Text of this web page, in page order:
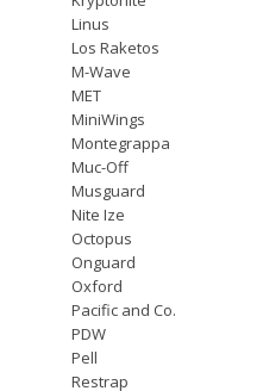
Linus
Los Raketos
M-Wave
MET
MiniWings
Montegrappa
Muc-Off
Musguard
Nite Ize
Octopus
Onguard
Oxford
Pacific and Co.
PDW
Pell
Restrap